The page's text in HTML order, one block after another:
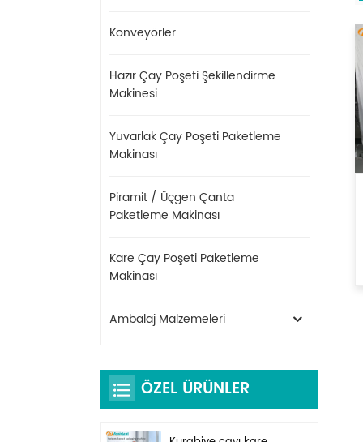
Konveyörler
Hazır Çay Poşeti Şekillendirme
Makinesi
Yuvarlak Çay Poşeti Paketleme
Makinası
Piramit / Üçgen Çanta
Paketleme Makinası
Kare Çay Poşeti Paketleme
Makinası
Ambalaj Malzemeleri
ÖZEL ÜRÜNLER